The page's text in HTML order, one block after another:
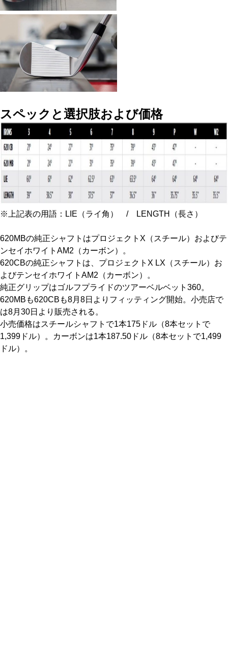
スペックと選択肢および価格
※上記表の用語：LIE（ライ角） / LENGTH（長さ）
620MBの純正シャフトはプロジェクトX（スチール）およびテ
ンセイホワイトAM2（カーボン）。
620CBの純正シャフトは、プロジェクトX LX（スチール）お
よびテンセイホワイトAM2（カーボン）。
純正グリップはゴルフプライドのツアーベルベット360。
620MBも620CBも8月8日よりフィッティング開始。小売店で
は8月30日より販売される。
小売価格はスチールシャフトで1本175ドル（8本セットで
1,399ドル）。カーボンは1本187.50ドル（8本セットで1,499
ドル）。